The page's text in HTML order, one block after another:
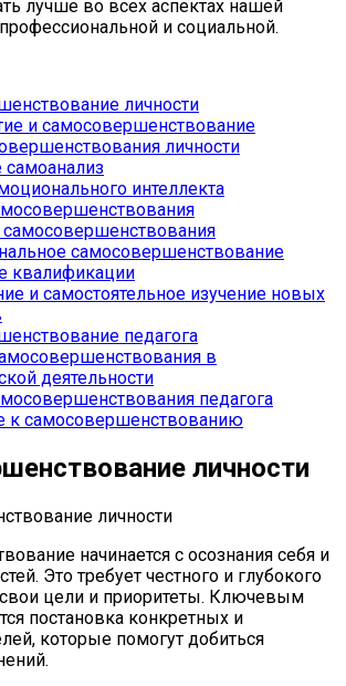
лучше во всех аспектах нашей
и социальной.
личности
и самосовершенствование
личности
самоанализ
интеллекта
самосовершенствование
квалификации
и самостоятельное изучение новых
педагога
в
деятельности
педагога
к самосовершенствованию
личности
начинается с осознания себя и
Это требует честного и глубокого
свои цели и приоритеты. Ключевым
постановка конкретных и
которые помогут добиться